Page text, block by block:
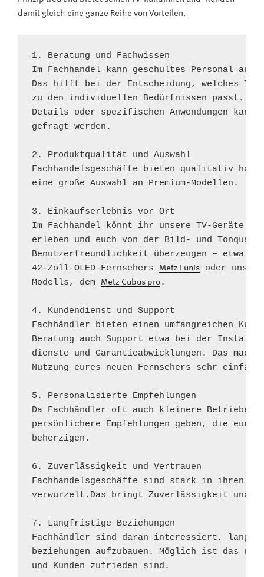
damit gleich eine ganze Reihe von Vorteilen.
1. Beratung und Fachwissen
Im Fachhandel kann geschultes Personal
Das hilft bei der Entscheidung, welches TV-
zu den individuellen Bedürfnissen passt.
Details oder spezifischen Anwendungen
gefragt werden.
2. Produktqualität und Auswahl
Fachhandelsgeschäfte bieten qualitativ
eine große Auswahl an Premium-Modellen.
3. Einkaufserlebnis vor Ort
Im Fachhandel könnt ihr unsere TV-Geräte
erleben und euch von der Bild- und
Benutzerfreundlichkeit überzeugen – etwa
42-Zoll-OLED-Fernsehers
Metz Lunis oder
Modells, dem
Metz Cubus pro .
4. Kundendienst und Support
Fachhändler bieten einen umfangreichen
Beratung auch Support etwa bei der
dienste und Garantieabwicklungen. Das
Nutzung eures neuen Fernsehers sehr
5. Personalisierte Empfehlungen
Da Fachhändler oft auch kleinere Betriebe
persönlichere Empfehlungen geben, die eure
beherzigen.
6. Zuverlässigkeit und Vertrauen
Fachhandelsgeschäfte sind stark in ihren
verwurzelt.Das bringt Zuverlässigkeit und
7. Langfristige Beziehungen
Fachhändler sind daran interessiert,
beziehungen aufzubauen. Möglich ist das
und Kunden zufrieden sind.